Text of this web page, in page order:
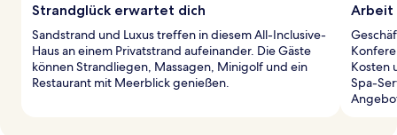
Strandglück erwartet dich
Sandstrand und Luxus treffen in diesem All-Inclusive-
Haus an einem Privatstrand aufeinander. Die Gäste
können Strandliegen, Massagen, Minigolf und ein
Restaurant mit Meerblick genießen.
Arbeit
Kosten
Spa-